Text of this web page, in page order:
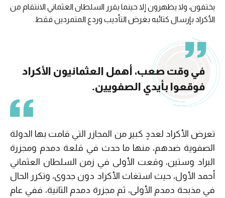
يختفون، ولا يظهرون إلا حينما يقرر السلطان العثماني الانتقام من
الأكراد بإرسال كتائبه بغرض التأديب وردع المتمردين فقط.
في وقت صعب، أهمل العثمانيون الأكراد
فوقعوا بأيدي الصفويين.
تعرض الأكراد لعددٍ كبير من المجازر التي قامت بها الدولة
الصفوية ضدهم، منها ما حدث في قلعة دمدم ومجزرة
البراد وستين، وقعت الأولى في زمن السلطان العثماني
أحمد الأول، حيث استغاث الأكراد دون جدوى، وتكرر الحال
في مذبحة دمدم الأولى، ثم مجزرة دمدم الثانية، ففي عام